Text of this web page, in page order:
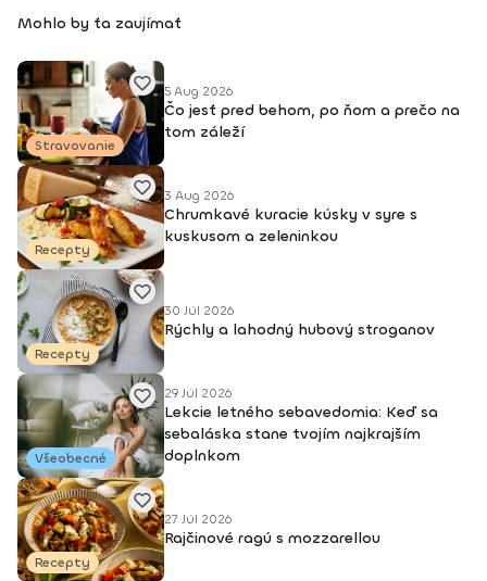
Mohlo by ťa zaujímať
Stravovanie
5 Aug 2026
Čo jesť pred behom, po ňom a prečo na
tom záleží
Recepty
3 Aug 2026
Chrumkavé kuracie kúsky v syre s
kuskusom a zeleninkou
Recepty
30 Júl 2026
Rýchly a lahodný hubový stroganov
Všeobecné
29 Júl 2026
Lekcie letného sebavedomia: Keď sa
sebaláska stane tvojím najkrajším
doplnkom
Recepty
27 Júl 2026
Rajčinové ragú s mozzarellou